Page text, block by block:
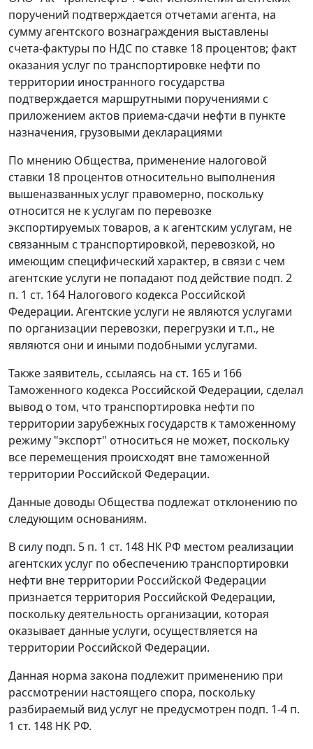
поручений подтверждается отчетами агента, на
сумму агентского вознаграждения выставлены
счета-фактуры по НДС по ставке 18 процентов; факт
оказания услуг по транспортировке нефти по
территории иностранного государства
подтверждается маршрутными поручениями с
приложением актов приема-сдачи нефти в пункте
назначения, грузовыми декларациями
По мнению Общества, применение налоговой
ставки 18 процентов относительно выполнения
вышеназванных услуг правомерно, поскольку
относится не к услугам по перевозке
экспортируемых товаров, а к агентским услугам, не
связанным с транспортировкой, перевозкой, но
имеющим специфический характер, в связи с чем
агентские услуги не попадают под действие подп. 2
п. 1 ст. 164 Налогового кодекса Российской
Федерации. Агентские услуги не являются услугами
по организации перевозки, перегрузки и т.п., не
являются они и иными подобными услугами.
Также заявитель, ссылаясь на ст. 165 и 166
Таможенного кодекса Российской Федерации, сделал
вывод о том, что транспортировка нефти по
территории зарубежных государств к таможенному
режиму "экспорт" относиться не может, поскольку
все перемещения происходят вне таможенной
территории Российской Федерации.
Данные доводы Общества подлежат отклонению по
следующим основаниям.
В силу подп. 5 п. 1 ст. 148 НК РФ местом реализации
агентских услуг по обеспечению транспортировки
нефти вне территории Российской Федерации
признается территория Российской Федерации,
поскольку деятельность организации, которая
оказывает данные услуги, осуществляется на
территории Российской Федерации.
Данная норма закона подлежит применению при
рассмотрении настоящего спора, поскольку
разбираемый вид услуг не предусмотрен подп. 1-4 п.
1 ст. 148 НК РФ.